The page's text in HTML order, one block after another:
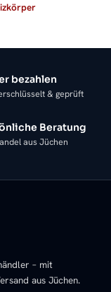
bezahlen
& geprüft
Beratung
aus Jüchen
– mit
aus Jüchen.